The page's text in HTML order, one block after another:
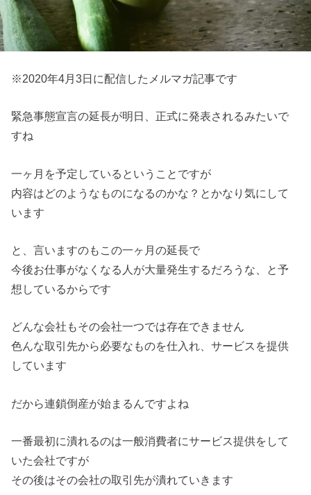
※2020年4月3日に配信したメルマガ記事です
緊急事態宣言の延長が明日、正式に発表されるみたいで
すね
一ヶ月を予定しているということですが
内容はどのようなものになるのかな？とかなり気にして
います
と、言いますのもこの一ヶ月の延長で
今後お仕事がなくなる人が大量発生するだろうな、と予
想しているからです
どんな会社もその会社一つでは存在できません
色んな取引先から必要なものを仕入れ、サービスを提供
しています
だから連鎖倒産が始まるんですよね
一番最初に潰れるのは一般消費者にサービス提供をして
いた会社ですが
その後はその会社の取引先が潰れていきます